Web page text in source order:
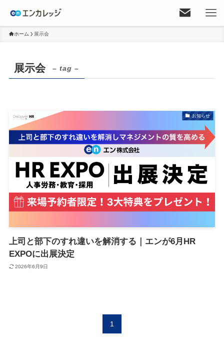
ホーム 展示会
展示会 – tag –
お知らせ
上司と部下のすれ違いを解消する｜エンが6月HR
EXPOに出展決定
2026年6月9日
1